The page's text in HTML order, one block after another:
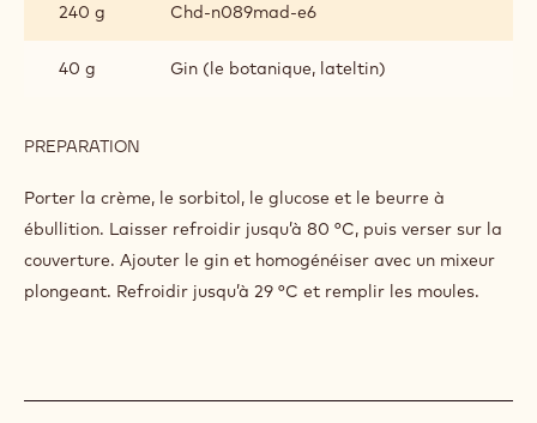
240 g Chd-n089mad-e6
40 g Gin (le botanique, lateltin)
PREPARATION
AU
ET
DARK
MADAGASCAR
Porter la crème, le sorbitol, le glucose et le beurre à
ébullition. Laisser refroidir jusqu’à 80 °C, puis verser sur la
couverture. Ajouter le gin et homogénéiser avec un mixeur
plongeant. Refroidir jusqu’à 29 °C et remplir les moules.